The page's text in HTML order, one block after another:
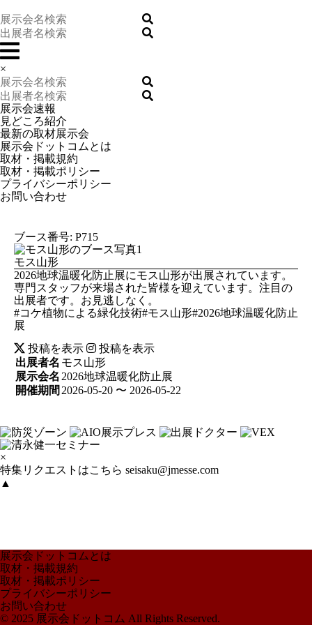
×
展示会速報
見どころ紹介
最新の取材展示会
展示会ドットコムとは
取材・掲載規約
取材・掲載ポリシー
プライバシーポリシー
お問い合わせ
ブース番号: P715
モス山形
2026地球温暖化防止展にモス山形が出展されています。
専門スタッフが来場された皆様を迎えています。注目の
出展者です。お見逃しなく。
#コケ植物による緑化技術#モス山形#2026地球温暖化防止
展
投稿を表示
投稿を表示
出展者名 モス山形
展示会名 2026地球温暖化防止展
開催期間 2026-05-20 〜 2026-05-22
×
特集リクエストはこちら seisaku@jmesse.com
展示会ドットコムとは
取材・掲載規約
取材・掲載ポリシー
プライバシーポリシー
お問い合わせ
© 2025 展示会ドットコム All Rights Reserved.
▲